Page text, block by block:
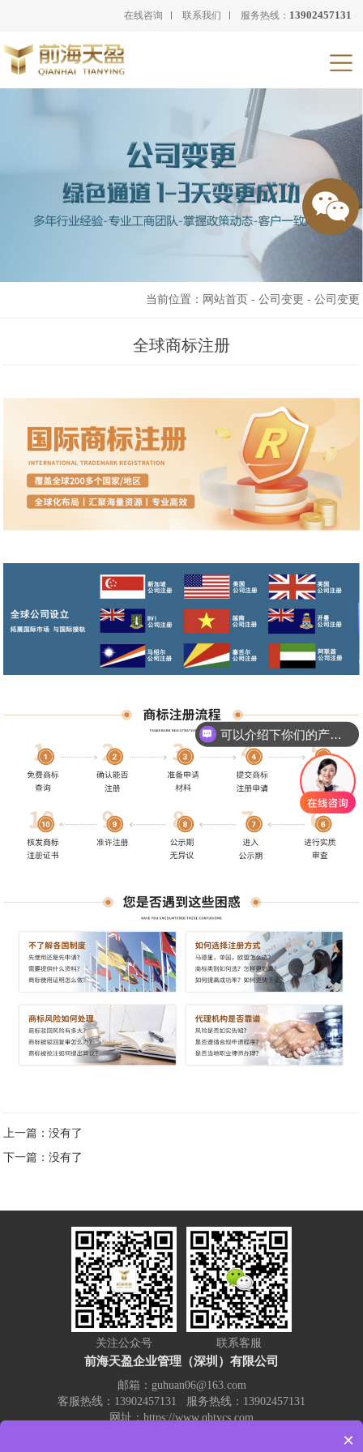
在线咨询 联系我们 服务热线： 13902457131
当前位置： 网站首页 - 公司变更 - 公司变更
全球商标注册
上一篇：没有了
下一篇：没有了
关注公众号 联系客服
前海天盈企业管理（深圳）有限公司
邮箱：guhuan06@163.com
客服热线：13902457131 服务热线：13902457131
网址：https://www.qhtycs.com
可以介绍下你们的产品么
×